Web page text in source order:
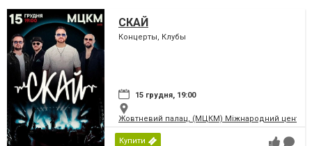
СКАЙ
Концерты, Клубы
15 грудня, 19:00
Жовтневий палац, (МЦКМ) Міжнародний центр
Купити